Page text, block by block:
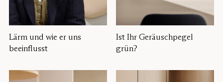
Lärm und wie er uns
beeinflusst
Ist Ihr Geräuschpegel
grün?